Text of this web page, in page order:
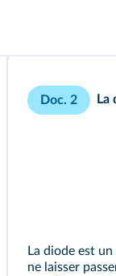
Doc. 2 La
La diode est
ne laisser